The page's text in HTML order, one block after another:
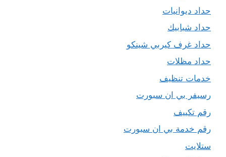
حداد ديوانيات
حداد شبابيك
حداد غرف كيربي شينكو
حداد مظلات
خدمات تنظيف
رسيفر بي ان سبورت
رقم تكييف
رقم خدمة بي ان سبورت
ستلايت